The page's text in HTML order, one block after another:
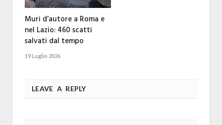
Muri d’autore a Roma e
nel Lazio: 460 scatti
salvati dal tempo
19 Luglio 2026
LEAVE A REPLY